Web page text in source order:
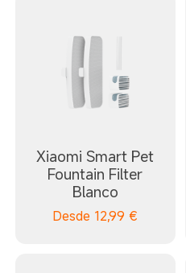
Xiaomi Smart Pet
Fountain Filter
Blanco
Desde 12,99 €